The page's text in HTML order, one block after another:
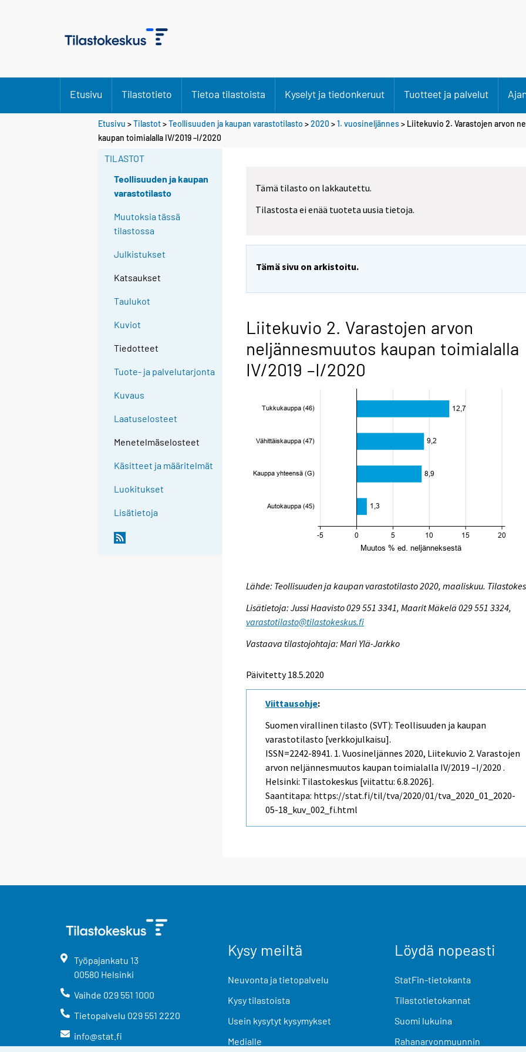
Etusivu Tilastotieto Tietoa tilastoista Kyselyt ja tiedonkeruut Tuotteet ja palvelut
Etusivu >Tilastot>Teollisuuden ja kaupan varastotilasto >2020 >1. vuosineljännes> Liitekuvio 2. Varastojen arvon
kaupan toimialalla IV/2019 –I/2020
TILASTOT
Teollisuuden ja kaupan
varastotilasto
Muutoksia tässä
tilastossa
Julkistukset
Katsaukset
Taulukot
Kuviot
Tiedotteet
Tuote- ja palvelutarjonta
Kuvaus
Laatuselosteet
Menetelmäselosteet
Käsitteet ja määritelmät
Luokitukset
Lisätietoja
Tämä tilasto on lakkautettu.
Tilastosta ei enää tuoteta uusia tietoja.
Tämä sivu on arkistoitu.
Liitekuvio 2. Varastojen arvon
neljännesmuutos kaupan toimialalla
IV/2019 –I/2020
Lähde: Teollisuuden ja kaupan varastotilasto 2020, maaliskuu.
Lisätietoja: Jussi Haavisto 029 551 3341, Maarit Mäkelä 029 551 3324,
varastotilasto@tilastokeskus.fi
Vastaava tilastojohtaja: Mari Ylä-Jarkko
Päivitetty 18.5.2020
Viittausohje:
Suomen virallinen tilasto (SVT): Teollisuuden ja kaupan
varastotilasto [verkkojulkaisu].
ISSN=2242-8941. 1. Vuosineljännes 2020, Liitekuvio 2. Varastojen
arvon neljännesmuutos kaupan toimialalla IV/2019 –I/2020 .
Helsinki: Tilastokeskus [viitattu: 6.8.2026].
Saantitapa: https://stat.fi/til/tva/2020/01/tva_2020_01_2020-
05-18_kuv_002_fi.html
Työpajankatu 13
00580 Helsinki
Vaihde 029 551 1000
Tietopalvelu 029 551 2220
info@stat.fi
Kysy meiltä
Neuvonta ja tietopalvelu
Kysy tilastoista
Usein kysytyt kysymykset
Medialle
Löydä nopeasti
StatFin-tietokanta
Tilastotietokannat
Suomi lukuina
Rahanarvonmuunnin